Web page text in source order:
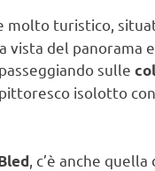
molto turistico,
del panorama
sulle
pittoresco isolotto
, c’è anche